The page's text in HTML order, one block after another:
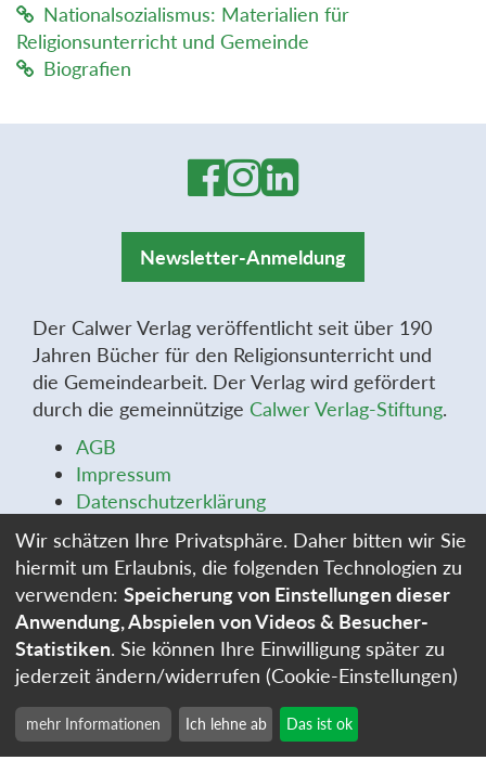
Nationalsozialismus: Materialien für
Religionsunterricht und Gemeinde
Biografien
Newsletter-Anmeldung
Der Calwer Verlag veröffentlicht seit über 190
Jahren Bücher für den Religionsunterricht und
die Gemeindearbeit. Der Verlag wird gefördert
durch die gemeinnützige Calwer Verlag-Stiftung.
AGB
Impressum
Datenschutzerklärung
Widerrufsbelehrung
Widerrufsformular
Stellenangebote
Cookie-Einstellungen
Wir schätzen Ihre Privatsphäre. Daher bitten wir Sie
hiermit um Erlaubnis, die folgenden Technologien zu
verwenden: Speicherung von Einstellungen dieser
Anwendung, Abspielen von Videos & Besucher-
Statistiken. Sie können Ihre Einwilligung später zu
jederzeit ändern/widerrufen (Cookie-Einstellungen)
mehr Informationen Ich lehne ab Das ist ok